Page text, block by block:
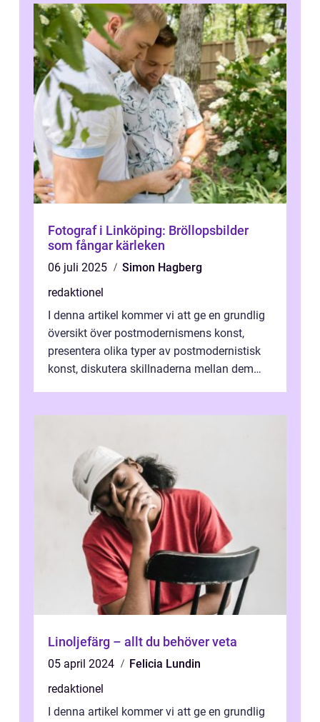
Fotograf i Linköping: Bröllopsbilder
som fångar kärleken
06 juli 2025
Simon Hagberg
redaktionel
I denna artikel kommer vi att ge en grundlig
översikt över postmodernismens konst,
presentera olika typer av postmodernistisk
konst, diskutera skillnaderna mellan dem
Linoljefärg – allt du behöver veta
05 april 2024
Felicia Lundin
redaktionel
I denna artikel kommer vi att ge en grundlig